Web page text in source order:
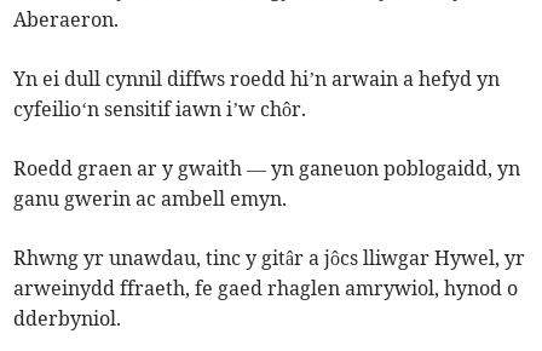
Aberaeron.
Yn ei dull cynnil diffws roedd hi’n arwain a hefyd yn
cyfeilio‘n sensitif iawn i’w chôr.
Roedd graen ar y gwaith — yn ganeuon poblogaidd, yn
ganu gwerin ac ambell emyn.
Rhwng yr unawdau, tinc y gitâr a jôcs lliwgar Hywel, yr
arweinydd ffraeth, fe gaed rhaglen amrywiol, hynod o
dderbyniol.